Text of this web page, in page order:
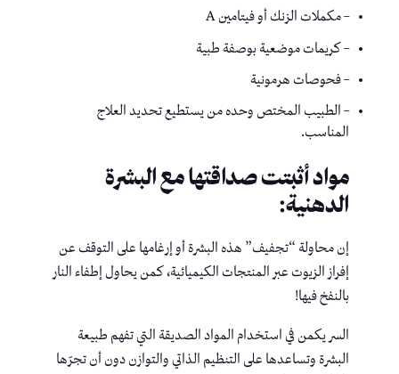
– مكملات الزنك أو فيتامين A
– كريمات موضعية بوصفة طبية
– فحوصات هرمونية
– الطبيب المختص وحده من يستطيع تحديد العلاج
المناسب.
مواد أثبتت صداقتها مع البشرة
الدهنية:
إن محاولة “تجفيف” هذه البشرة أو إرغامها على التوقف عن
إفراز الزيوت عبر المنتجات الكيميائية، كمن يحاول إطفاء النار
بالنفخ فيها!
السر يكمن في استخدام المواد الصديقة التي تفهم طبيعة
البشرة وتساعدها على التنظيم الذاتي والتوازن دون أن تجرّها